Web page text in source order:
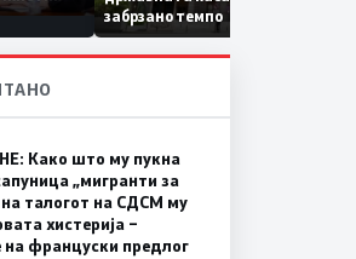
на
забрзано темпо
Како што му пукна
„мигранти за
на талогот на СДСМ му
хистерија –
француски предлог